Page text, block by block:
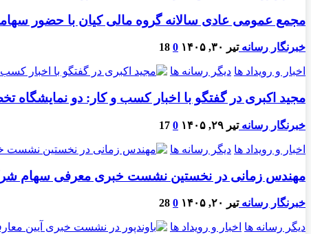
مجمع عمومی عادی سالانه گروه مالی کیان با حضور
خبرنگار رسانهتیر ۳۰, ۱۴۰۵ 0
18
اخبار و رویداد ها دیگر رسانه ها
مجید اکبری در گفتگو با اخبار کسب و کار: دو
خبرنگار رسانهتیر ۲۹, ۱۴۰۵ 0
17
اخبار و رویداد ها دیگر رسانه ها
مهندس زمانی در نخستین نشست خبری معرفی سهام
خبرنگار رسانهتیر ۲۰, ۱۴۰۵ 0
28
دیگر رسانه ها اخبار و رویداد ها